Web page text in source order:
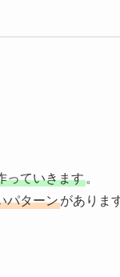
っていきます 。
パターンがありま